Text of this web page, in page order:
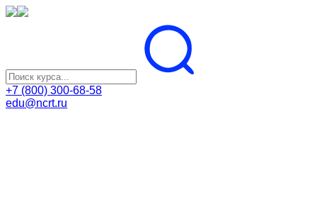
+7 (800) 300-68-58
edu@ncrt.ru